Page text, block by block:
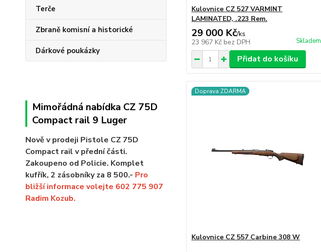
Terče
Zbraně komisní a historické
Dárkové poukázky
Mimořádná nabídka CZ 75D
Compact rail 9 Luger
Nově v prodeji Pistole CZ 75D
Compact rail v přední části.
Zakoupeno od Policie. Komplet
kufřík, 2 zásobníky za 8 500.- Pro
bližší informace volejte 602 775 907
Radim Kozub.
Kulovnice CZ 527 VARMINT
LAMINATED, .223 Rem.
29 000 Kč/ks
23 967 Kč bez DPH Skladem
Přidat do košíku
Doprava ZDARMA
Kulovnice CZ 557 Carbine 308 W